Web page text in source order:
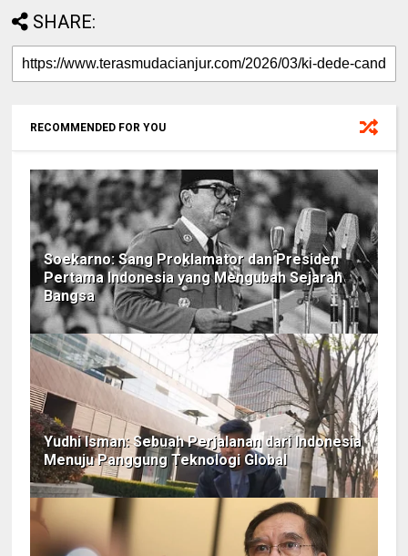
SHARE:
RECOMMENDED FOR YOU
Soekarno: Sang Proklamator dan Presiden
Pertama Indonesia yang Mengubah Sejarah
Bangsa
Yudhi Isman: Sebuah Perjalanan dari Indonesia
Menuju Panggung Teknologi Global